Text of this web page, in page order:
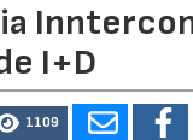
I+D
1109